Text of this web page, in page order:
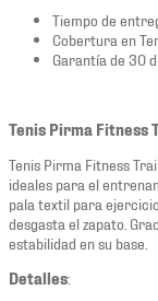
Tiempo de
Cobertura en
Garantía de 30
Tenis Pirma Fitness
Tenis Pirma Fitness
ideales para el
pala textil para
desgasta el zapato.
estabilidad en su base.
Detalles: